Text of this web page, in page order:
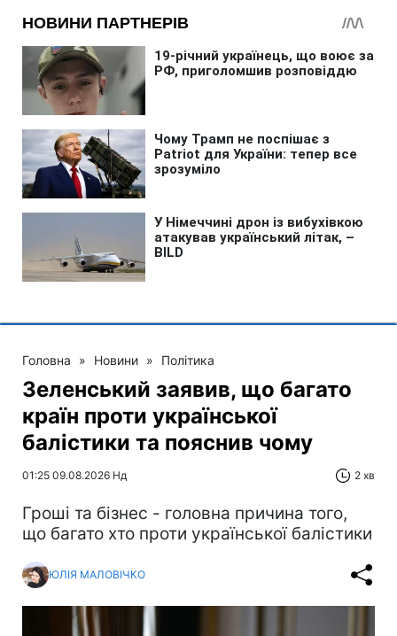
Головна » Новини » Політика
Зеленський заявив, що багато
країн проти української
балістики та пояснив чому
01:25 09.08.2026 Нд 2 хв
Гроші та бізнес - головна причина того,
що багато хто проти української балістики
ЮЛІЯ МАЛОВІЧКО